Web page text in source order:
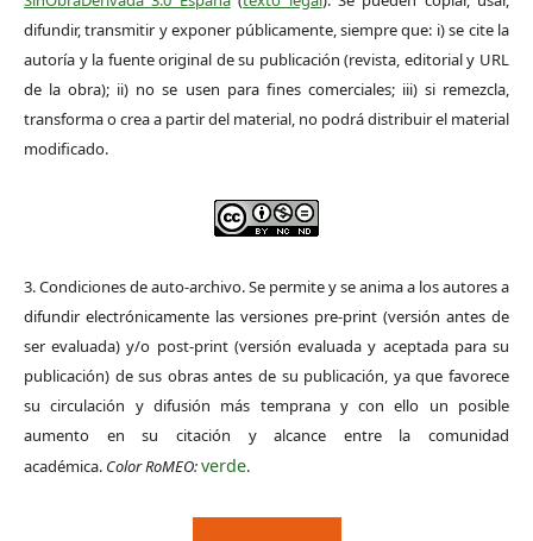
difundir, transmitir y exponer públicamente, siempre que: i) se cite la
autoría y la fuente original de su publicación (revista, editorial y URL
de la obra); ii) no se usen para fines comerciales; iii) si remezcla,
transforma o crea a partir del material, no podrá distribuir el material
modificado.
3. Condiciones de auto-archivo. Se permite y se anima a los autores a
difundir electrónicamente las versiones pre-print (versión antes de
ser evaluada) y/o post-print (versión evaluada y aceptada para su
publicación) de sus obras antes de su publicación, ya que favorece
su circulación y difusión más temprana y con ello un posible
aumento en su citación y alcance entre la comunidad
académica. Color RoMEO:verde.